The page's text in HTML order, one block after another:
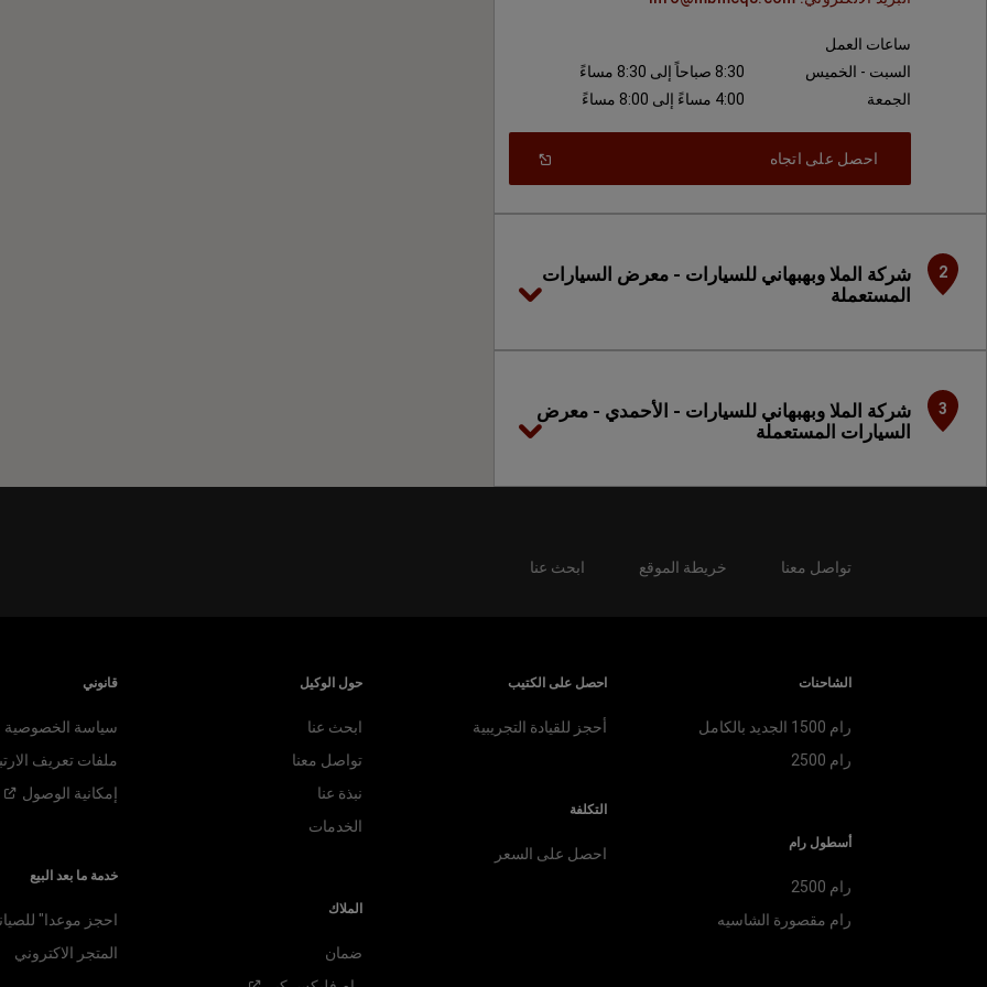
ساعات العمل
السبت - الخميس
8:30 صباحاً إلى 8:30 مساءً
الجمعة
4:00 مساءً إلى 8:00 مساءً
احصل على اتجاه
New
2
شركة الملا وبهبهاني للسيارات - معرض السيارات
المستعملة
3
شركة الملا وبهبهاني للسيارات - الأحمدي - معرض
السيارات المستعملة
تواصل معنا خريطة الموقع ابحث عنا
الشاحنات
رام 1500 الجديد بالكامل
رام 2500
أسطول رام
رام 2500
رام مقصورة الشاسيه
احصل على الكتيب
أحجز للقيادة التجريبية
التكلفة
احصل على السعر
حول الوكيل
ابحث عنا
تواصل معنا
نبذة عنا
الخدمات
الملاك
ضمان
قانوني
سياسة الخصوصية
ملفات تعريف
إمكانية الوصول
خدمة ما بعد البيع
احجز موعدا"
المتجر الاكتروني